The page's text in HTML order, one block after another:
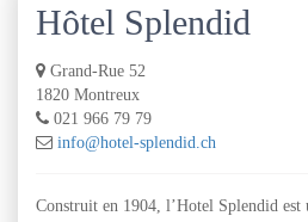
Hôtel Splendid
Grand-Rue 52
1820 Montreux
021 966 79 79
info@hotel-splendid.ch
Construit en 1904, l’Hotel Splendid est